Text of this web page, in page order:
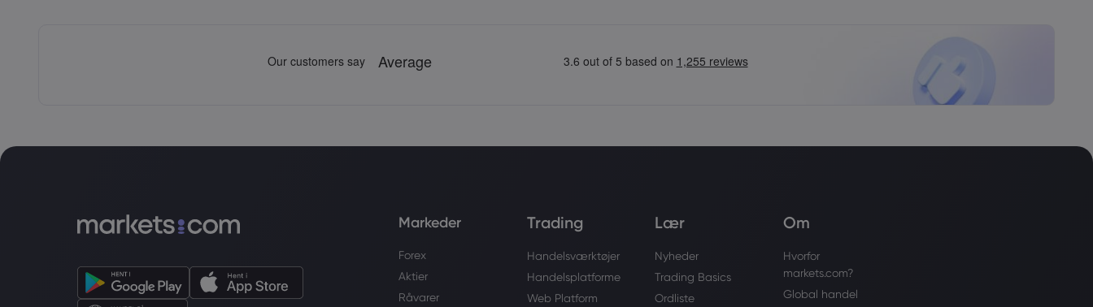
Markeder
Forex
Aktier
Råvarer
Trading
Handelsværktøjer
Handelsplatforme
Web Platform
Lær
Nyheder
Trading Basics
Ordliste
Om
Hvorfor
markets.com?
Global handel